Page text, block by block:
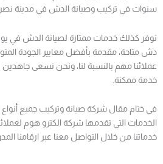
سنوات في تركيب وصيانة الدش في مدينة نصر.
نوفر كذلك خدمات ممتازة لصيانة الدش في
دش متاحة، مقدمة بأفضل معايير الجودة
عملائنا مهم بالنسبة لنا، ونحن نسعى جاهدين
خدمة ممكنة.
في ختام مقال شركة صيانة وتركيب جميع
الخدمات التي تقدمها شركة الكترو هوم
خدماتنا من خلال التواصل معنا عبر ارقامنا